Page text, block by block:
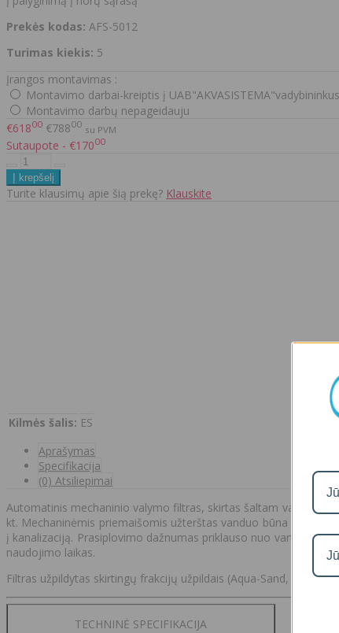
Prekės kodas: AFS-5012
Turimas kiekis: 5
Įrangos montavimas :
Montavimo darbai-kreiptis į
Montavimo darbų nepageidauju
€61800 €78800 su PVM
Sutaupote - €17000
Turite klausimų apie šią prekę? Klauskite
Kilmės šalis: ES
Aprašymas
Specifikacija
(0) Atsiliepimai
Automatinis mechaninio valymo filtras, skirtas šaltam vandeniui
kt. Mechaninėmis priemaišomis užterštas vanduo būna
į kanalizaciją. Prasiplovimo dažnumas priklauso nuo vandens
naudojimo laikas.
Filtras užpildytas skirtingų frakcijų užpildais (Aqua-Sand, Aqua-
TECHNINĖ SPECIFIKACIJA